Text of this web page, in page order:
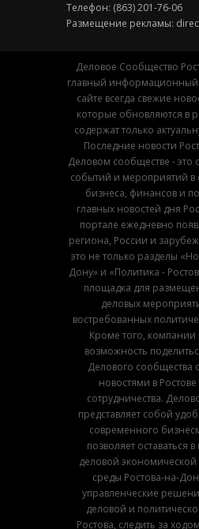
Телефон: (863) 201-76-06
Размещение рекламы:
Деловое Сообщество
главный информационный
сайте всегда свежие
которые обновляются в
содержат только
Последние новости
Деловом сообществе - это
событий и мероприятий в
бизнеса, финансов и
главных новостей дня
портале ежедневно
региона, России и
это не только разделы
Дону» и «Политика -
площадка для
деловых
востребованных
Кроме того,
возможность
Делового сообщества
новостями в
сотрудничества.
представляет собой
современного
позволяет оставаться
деловой
среды Ростова-на-
управленческие
деловой и
Ростова, следить за